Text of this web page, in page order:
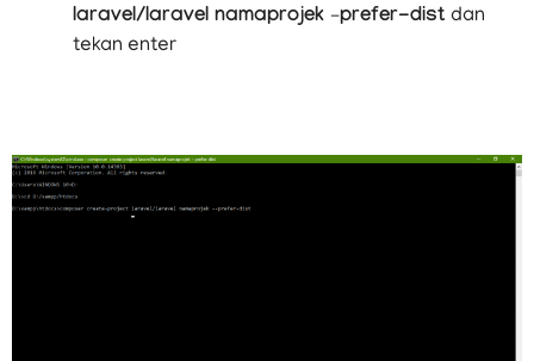
laravel/laravel namaprojek –prefer-dist dan
tekan enter